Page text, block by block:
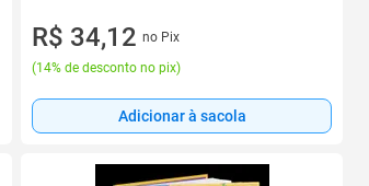
R$ 34,12 no Pix
(14% de desconto no pix)
Adicionar à sacola